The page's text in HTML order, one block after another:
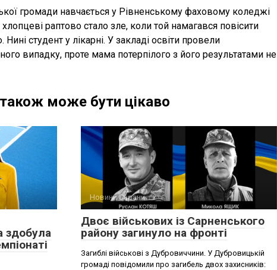
громади навчається у Рівненському фаховому коледжі
раптово стало зле, коли той намагався повісити
студент у лікарні. У закладі освіти провели
випадку, проте мама потерпілого з його результатами не
може бути цікаво
здобула
Новини Сарани
Двоє військових із Сарненського
району загинуло на фронті
Загиблі військові з Дубровиччини. У Дубровицькій
громаді повідомили про загибель двох захисників: